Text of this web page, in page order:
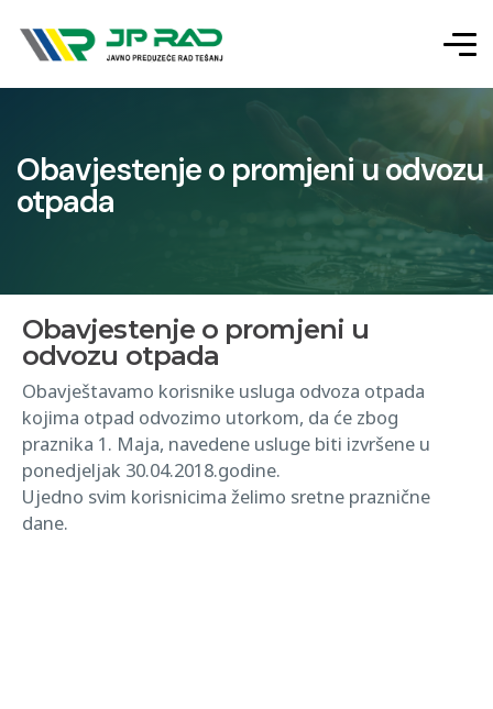
Obavjestenje o promjeni u odvozu
otpada
Obavjestenje o promjeni u
odvozu otpada
Obavještavamo korisnike usluga odvoza otpada
kojima otpad odvozimo utorkom, da će zbog
praznika 1. Maja, navedene usluge biti izvršene u
ponedjeljak 30.04.2018.godine.
Ujedno svim korisnicima želimo sretne praznične
dane.